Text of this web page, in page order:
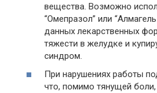
вещества. Возможно
“Омепразол” или
данных лекарственных
тяжести в желудке и
синдром.
При нарушениях работы
что, помимо тянущей боли,